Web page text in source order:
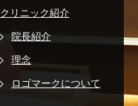
クリニック紹介
院長紹介
理念
ロゴマークについて